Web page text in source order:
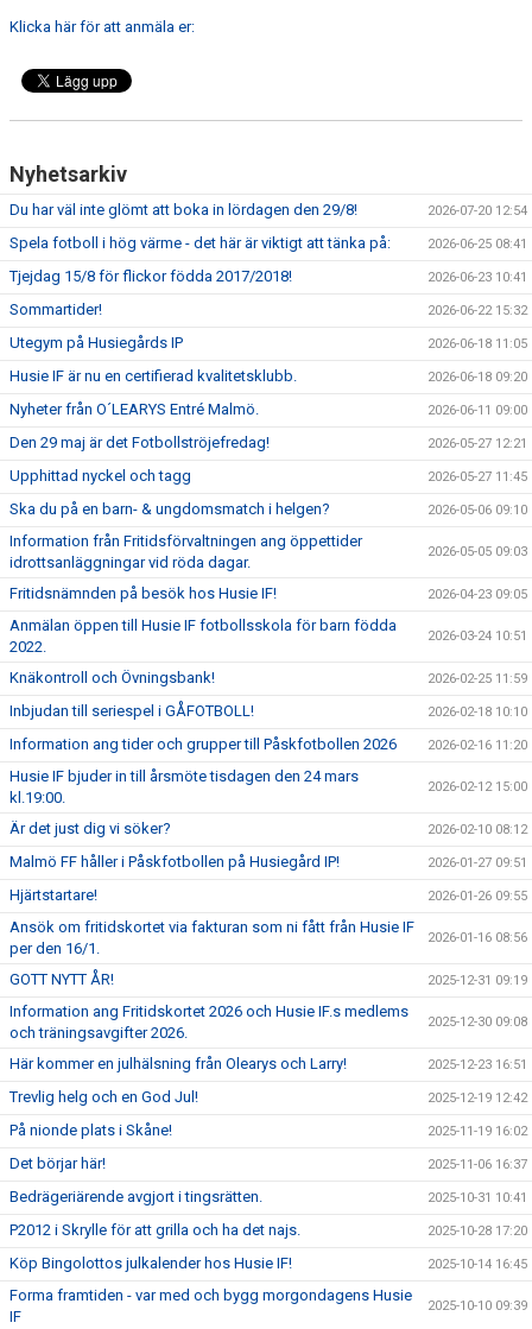
Klicka här för att anmäla er:
Nyhetsarkiv
Du har väl inte glömt att boka in lördagen den 29/8! 2026-07-20 12:54
Spela fotboll i hög värme - det här är viktigt att tänka på: 2026-06-25 08:41
Tjejdag 15/8 för flickor födda 2017/2018! 2026-06-23 10:41
Sommartider! 2026-06-22 15:32
Utegym på Husiegårds IP 2026-06-18 11:05
Husie IF är nu en certifierad kvalitetsklubb. 2026-06-18 09:20
Nyheter från O´LEARYS Entré Malmö. 2026-06-11 09:00
Den 29 maj är det Fotbollströjefredag! 2026-05-27 12:21
Upphittad nyckel och tagg 2026-05-27 11:45
Ska du på en barn- & ungdomsmatch i helgen? 2026-05-06 09:10
Information från Fritidsförvaltningen ang öppettider
idrottsanläggningar vid röda dagar.
2026-05-05 09:03
Fritidsnämnden på besök hos Husie IF! 2026-04-23 09:05
Anmälan öppen till Husie IF fotbollsskola för barn födda
2022.
2026-03-24 10:51
Knäkontroll och Övningsbank! 2026-02-25 11:59
Inbjudan till seriespel i GÅFOTBOLL! 2026-02-18 10:10
Information ang tider och grupper till Påskfotbollen 2026 2026-02-16 11:20
Husie IF bjuder in till årsmöte tisdagen den 24 mars
kl.19:00.
2026-02-12 15:00
Är det just dig vi söker? 2026-02-10 08:12
Malmö FF håller i Påskfotbollen på Husiegård IP! 2026-01-27 09:51
Hjärtstartare! 2026-01-26 09:55
Ansök om fritidskortet via fakturan som ni fått från Husie IF
per den 16/1.
2026-01-16 08:56
GOTT NYTT ÅR! 2025-12-31 09:19
Information ang Fritidskortet 2026 och Husie IF.s medlems
och träningsavgifter 2026.
2025-12-30 09:08
Här kommer en julhälsning från Olearys och Larry! 2025-12-23 16:51
Trevlig helg och en God Jul! 2025-12-19 12:42
På nionde plats i Skåne! 2025-11-19 16:02
Det börjar här! 2025-11-06 16:37
Bedrägeriärende avgjort i tingsrätten. 2025-10-31 10:41
P2012 i Skrylle för att grilla och ha det najs. 2025-10-28 17:20
Köp Bingolottos julkalender hos Husie IF! 2025-10-14 16:45
Forma framtiden - var med och bygg morgondagens Husie
IF
2025-10-10 09:39